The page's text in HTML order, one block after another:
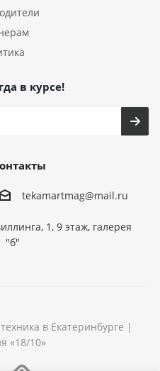
в курсе!
tekamartmag@mail.ru
1, 9 этаж, галерея
"б"
в Екатеринбурге |
«18/10»